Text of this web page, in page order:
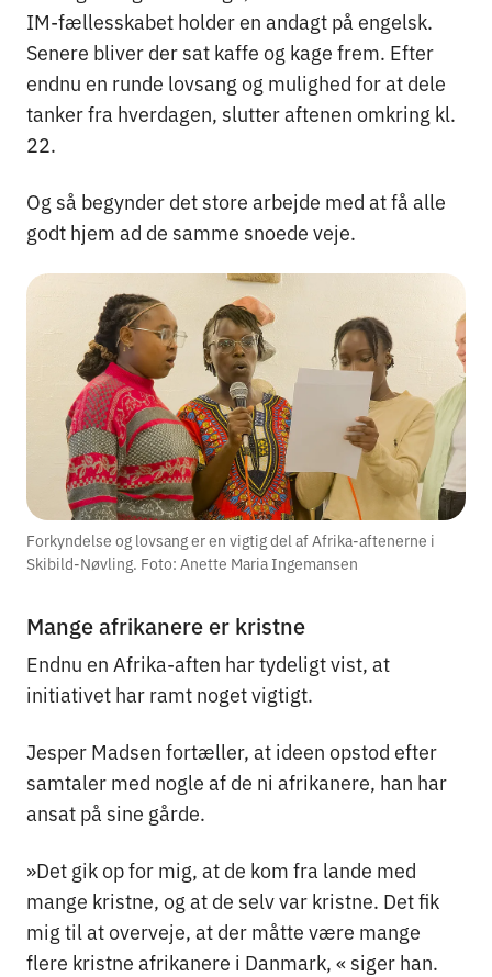
IM-fællesskabet holder en andagt på engelsk.
Senere bliver der sat kaffe og kage frem. Efter
endnu en runde lovsang og mulighed for at dele
tanker fra hverdagen, slutter aftenen omkring kl.
22.
Og så begynder det store arbejde med at få alle
godt hjem ad de samme snoede veje.
Forkyndelse og lovsang er en vigtig del af Afrika-aftenerne i
Skibild-Nøvling. Foto: Anette Maria Ingemansen
Mange afrikanere er kristne
Endnu en Afrika-aften har tydeligt vist, at
initiativet har ramt noget vigtigt.
Jesper Madsen fortæller, at ideen opstod efter
samtaler med nogle af de ni afrikanere, han har
ansat på sine gårde.
»Det gik op for mig, at de kom fra lande med
mange kristne, og at de selv var kristne. Det fik
mig til at overveje, at der måtte være mange
flere kristne afrikanere i Danmark, « siger han.